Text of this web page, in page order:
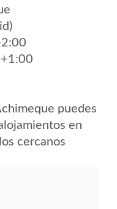
puedes
en
cercanos